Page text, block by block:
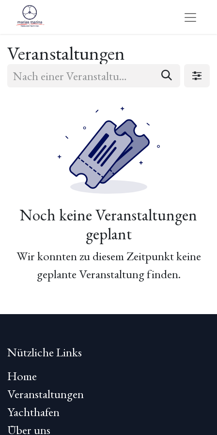
Veranstaltungen
Noch keine Veranstaltungen
geplant
Wir konnten zu diesem Zeitpunkt keine
geplante Veranstaltung finden.
Nützliche Links
Home
Veranstaltungen
Yachthafen
Über uns​